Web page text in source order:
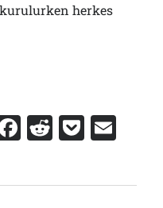
herkes
F
c
R
d
P
c ai